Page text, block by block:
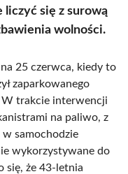
się z surową
wolności.
25 czerwca, kiedy to
zaparkowanego
W trakcie interwencji
na paliwo, z
w samochodzie
wykorzystywane do
się, że 43-letnia